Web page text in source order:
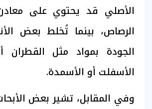
الأصلي قد يحتوي على
الرصاص، بينما تُخلط بعض
الجودة بمواد مثل القطران
الأسفلت أو الأسمدة.
وفي المقابل، تشير بعض